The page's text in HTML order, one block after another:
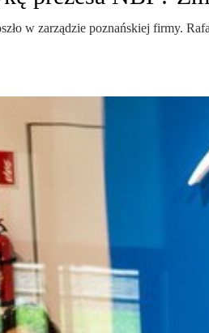
w zarządzie poznańskiej firmy.